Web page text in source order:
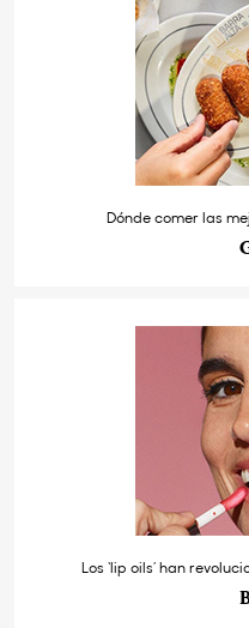
Dónde comer las
Los ‘lip oils’ han